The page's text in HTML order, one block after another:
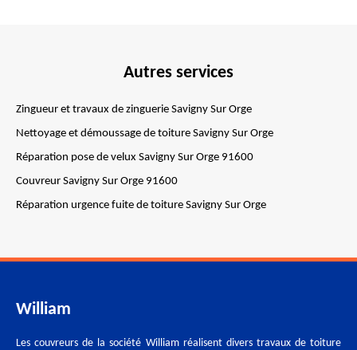
Autres services
Zingueur et travaux de zinguerie Savigny Sur Orge
Nettoyage et démoussage de toiture Savigny Sur Orge
Réparation pose de velux Savigny Sur Orge 91600
Couvreur Savigny Sur Orge 91600
Réparation urgence fuite de toiture Savigny Sur Orge
William
Les couvreurs de la société William réalisent divers travaux de toiture